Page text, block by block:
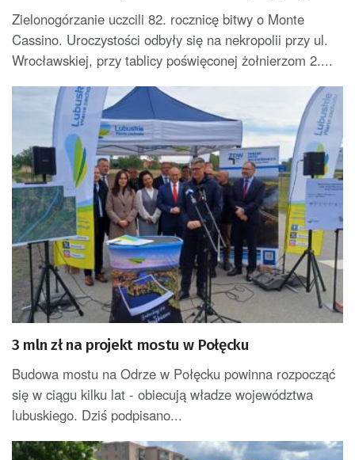
Zielonogórzanie uczcili 82. rocznicę bitwy o Monte
Cassino. Uroczystości odbyły się na nekropolii przy ul.
Wrocławskiej, przy tablicy poświęconej żołnierzom 2....
3 mln zł na projekt mostu w Połęcku
Budowa mostu na Odrze w Połęcku powinna rozpocząć
się w ciągu kilku lat - obiecują władze województwa
lubuskiego. Dziś podpisano...